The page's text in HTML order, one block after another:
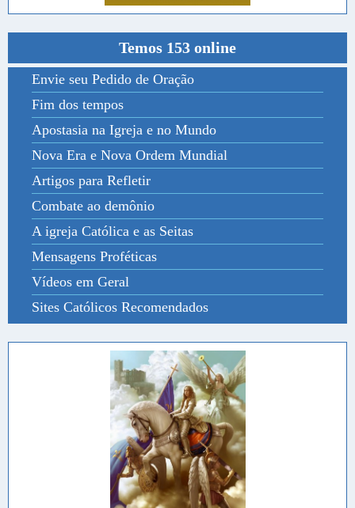
Temos 153 online
Envie seu Pedido de Oração
Fim dos tempos
Apostasia na Igreja e no Mundo
Nova Era e Nova Ordem Mundial
Artigos para Refletir
Combate ao demônio
A igreja Católica e as Seitas
Mensagens Proféticas
Vídeos em Geral
Sites Católicos Recomendados